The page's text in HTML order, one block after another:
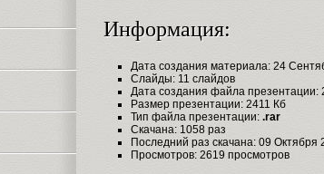
Информация:
Дата создания материала: 24
Слайды: 11 слайдов
Дата создания файла презентации:
Размер презентации: 2411 Кб
Тип файла презентации: .rar
Скачана: 1058 раз
Последний раз скачана: 09 Октября
Просмотров: 2619 просмотров